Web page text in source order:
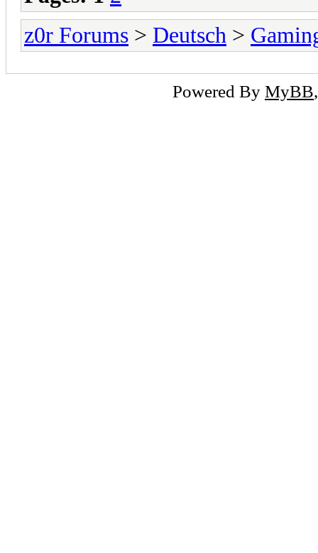
z0r Forums > Deutsch >
Powered By MyBB